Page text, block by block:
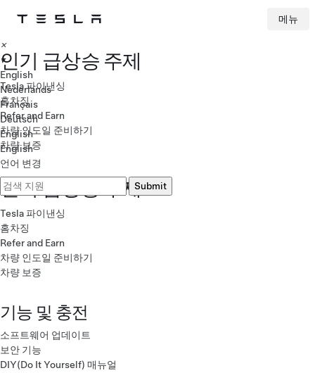
Tesla 홈페이지 메뉴
×
▾
English
Nederlands
Français
Deutsch
English
English
언어 변경
인기 급상승 주제
Tesla 파이낸싱
홈차징
Refer and Earn
차량 인도일 준비하기
차량 보증
인기 급상승 주제
Tesla 파이낸싱
홈차징
Refer and Earn
차량 인도일 준비하기
차량 보증
기능 및 충전
소프트웨어 업데이트
보안 기능
DIY(Do It Yourself) 매뉴얼